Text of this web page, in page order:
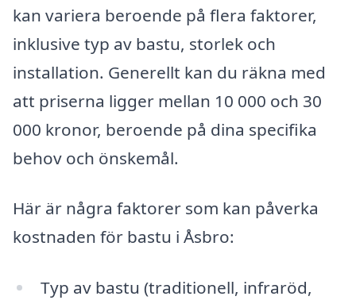
kan variera beroende på flera faktorer,
inklusive typ av bastu, storlek och
installation. Generellt kan du räkna med
att priserna ligger mellan 10 000 och 30
000 kronor, beroende på dina specifika
behov och önskemål.
Här är några faktorer som kan påverka
kostnaden för bastu i Åsbro:
Typ av bastu (traditionell, infraröd,